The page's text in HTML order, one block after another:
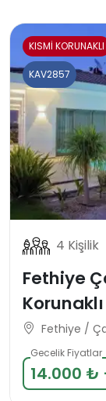
KISMİ KORUNAKLI
KAV2857
4 Kişilik
Fethiye
Fethiye /
Gecelik Fiyatlar
14.000 ₺